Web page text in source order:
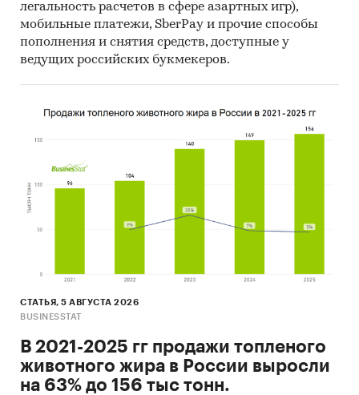
последний месяц, темпы прироста к
аналогичному периоду предыдущего года
2004-2025
Темпы прироста цены к предыдущему
месяцу, 2025
Максимальные, минимальные, средние
значения цены по месяцам в 2025, 2024
годах (max, min цена - среди цен по
регионам федерального округа)
2025 в федеральном округе
Уровень инфляции на товар (услугу)в ФО к
декабрю предыдущего года в сравнении с
общей инфляцией, 2002-2025
Инфляция на товар в ФО в сравнении с
общей инфляцией за месяц. Данные за
легальность расчетов в сфере азартных игр),
мобильные платежи, SberPay и прочие способы
пополнения и снятия средств, доступные у
ведущих российских букмекеров.
СТАТЬЯ, 5 АВГУСТА 2026
BUSINESSTAT
В 2021-2025 гг продажи топленого
животного жира в России выросли
на 63% до 156 тыс тонн.